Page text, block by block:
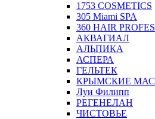
1753 COSMETICS
305 Miami SPA
360 HAIR
АКВАГИАЛ
АЛЬПИКА
АСПЕРА
ГЕЛЬТЕК
КРЫМСКИЕ
Луи Филипп
РЕГЕНЕЛАН
ЧИСТОВЬЕ